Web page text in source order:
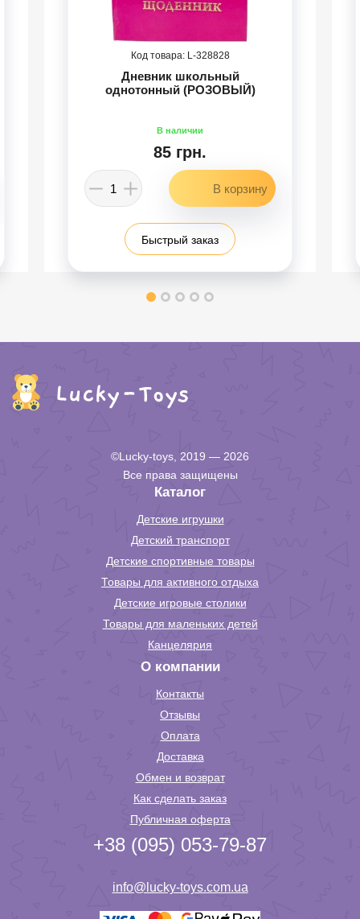
328828
Дневник школьный
однотонный (РОЗОВЫЙ)
85 грн.
Быстрый заказ
©Lucky-toys, 2019 — 2026
Все права защищены
Каталог
Детские игрушки
Детский транспорт
Детские спортивные товары
Товары для активного отдыха
Детские игровые столики
Товары для маленьких детей
Канцелярия
О компании
Контакты
Отзывы
Оплата
Доставка
Обмен и возврат
Как сделать заказ
Публичная оферта
+38 (095) 053-79-87
info@lucky-toys.com.ua